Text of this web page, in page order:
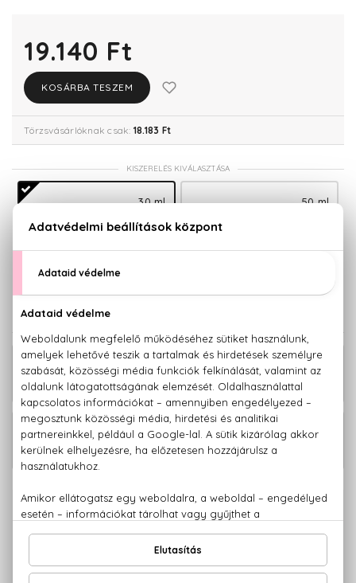
19.140 Ft
KOSÁRBA TESZEM
Törzsvásárlóknak csak: 18.183 Ft
KISZERELÉS KIVÁLASZTÁSA
30 ml
50 ml
Chloé L'Eau De Parfum Intense Eau De
Parfum Intense Utántöltő 150 ml
30.960 Ft
Chloé L'Eau De Parfum Intense Eau De
Parfum Intense Szett 50+100 ml
43.140 Ft
100% eredeti termékek,14 napos visszaküldési garanciával
Kérdésed van, elakadtál? Hívd ügyfélszolgálatunkat:
779 1926